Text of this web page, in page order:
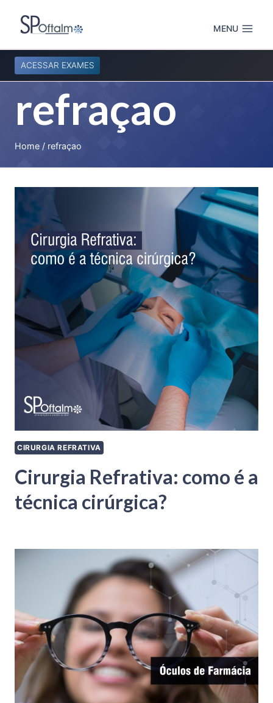
para
Conteúdo
MENU
ACESSAR EXAMES
refraçao
Home / refraçao
CIRURGIA REFRATIVA
Cirurgia Refrativa: como é a
técnica cirúrgica?